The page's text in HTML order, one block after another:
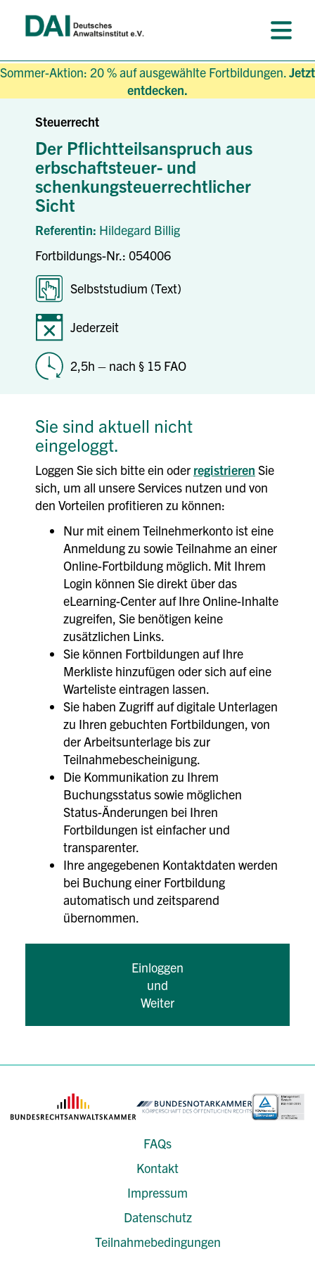
Sommer-Aktion: 20 % auf ausgewählte Fortbildungen.Jetzt
entdecken.
Steuerrecht
Der Pflichtteilsanspruch aus
erbschaftsteuer- und
schenkungsteuerrechtlicher
Sicht
Referentin: Hildegard Billig
Fortbildungs-Nr.: 054006
Selbststudium (Text)
Jederzeit
2,5h – nach § 15 FAO
Sie sind aktuell nicht
eingeloggt.
Loggen Sie sich bitte ein oder registrieren Sie
sich, um all unsere Services nutzen und von
den Vorteilen profitieren zu können:
Nur mit einem Teilnehmerkonto ist eine
Anmeldung zu sowie Teilnahme an einer
Online-Fortbildung möglich. Mit Ihrem
Login können Sie direkt über das
eLearning-Center auf Ihre Online-Inhalte
zugreifen, Sie benötigen keine
zusätzlichen Links.
Sie können Fortbildungen auf Ihre
Merkliste hinzufügen oder sich auf eine
Warteliste eintragen lassen.
Sie haben Zugriff auf digitale Unterlagen
zu Ihren gebuchten Fortbildungen, von
der Arbeitsunterlage bis zur
Teilnahmebescheinigung.
Die Kommunikation zu Ihrem
Buchungsstatus sowie möglichen
Status-Änderungen bei Ihren
Fortbildungen ist einfacher und
transparenter.
Ihre angegebenen Kontaktdaten werden
bei Buchung einer Fortbildung
automatisch und zeitsparend
übernommen.
Einloggen
und
Weiter
FAQs
Kontakt
Impressum
Datenschutz
Teilnahmebedingungen